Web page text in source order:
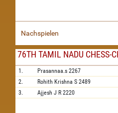
Nachspielen
76TH TAMIL NADU CHESS-
1. Prasannaa.s 2267
2.
Rohith Krishna S 2489
3.
Ajjesh J R 2220